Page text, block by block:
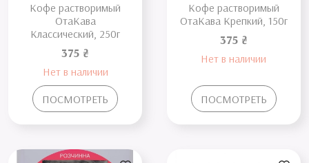
Кофе растворимый
ОтаКава
Классический, 250г
375 ₴
Нет в наличии
ПОСМОТРЕТЬ
Кофе растворимый
ОтаКава Крепкий, 150г
375 ₴
Нет в наличии
ПОСМОТРЕТЬ